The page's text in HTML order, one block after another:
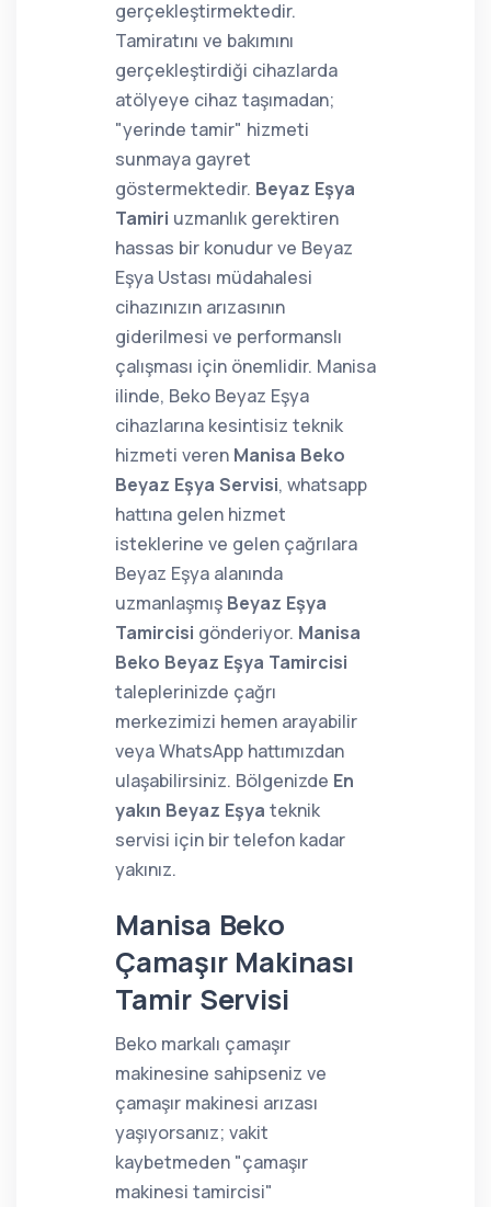
gerçekleştirmektedir.
Tamiratını ve bakımını
gerçekleştirdiği cihazlarda
atölyeye cihaz taşımadan;
"yerinde tamir" hizmeti
sunmaya gayret
göstermektedir. Beyaz Eşya
Tamiri uzmanlık gerektiren
hassas bir konudur ve Beyaz
Eşya Ustası müdahalesi
cihazınızın arızasının
giderilmesi ve performanslı
çalışması için önemlidir. Manisa
ilinde, Beko Beyaz Eşya
cihazlarına kesintisiz teknik
hizmeti veren Manisa Beko
Beyaz Eşya Servisi, whatsapp
hattına gelen hizmet
isteklerine ve gelen çağrılara
Beyaz Eşya alanında
uzmanlaşmış Beyaz Eşya
Tamircisi gönderiyor. Manisa
Beko Beyaz Eşya Tamircisi
taleplerinizde çağrı
merkezimizi hemen arayabilir
veya WhatsApp hattımızdan
ulaşabilirsiniz. Bölgenizde En
yakın Beyaz Eşya teknik
servisi için bir telefon kadar
yakınız.
Manisa Beko
Çamaşır Makinası
Tamir Servisi
Beko markalı çamaşır
makinesine sahipseniz ve
çamaşır makinesi arızası
yaşıyorsanız; vakit
kaybetmeden "çamaşır
makinesi tamircisi"